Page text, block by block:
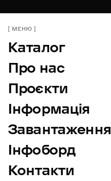
МЕНЮ
Каталог
Про нас
Проєкти
Інформація
Завантаження
Інфоборд
Контакти